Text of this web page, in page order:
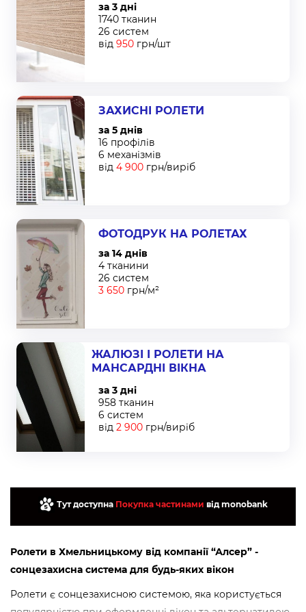
за 3 дні
1740 тканин
26 систем
від 950 грн/шт
ЗАХИСНІ РОЛЕТИ
за 5 днів
16 профілів
6 механізмів
від 4 900 грн/виріб
ФОТОДРУК НА РОЛЕТАХ
за 14 днів
4 тканини
26 систем
3 650 грн/м²
ЖАЛЮЗІ І РОЛЕТИ НА
МАНСАРДНІ ВІКНА
за 3 дні
958 тканин
6 систем
від 2 900 грн/виріб
Тут доступна Покупка частинами від monobank
Ролети в Хмельницькому від компанії “Алсер” -
сонцезахисна система для будь-яких вікон
Ролети є сонцезахисною системою, яка користується